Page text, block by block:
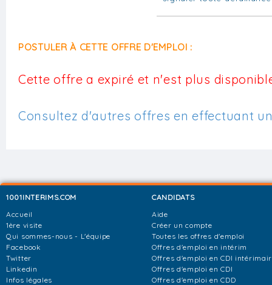
POSTULER À CETTE OFFRE D'EMPLOI :
Cette offre a expiré et n'est plus
Consultez d'autres offres en effectuant
1001INTERIMS.COM
Accueil
1ère visite
Qui sommes-nous - L'équipe
Facebook
Twitter
Linkedin
Infos légales
CANDIDATS
Aide
Créer un compte
Toutes les offres d'emploi
Offres d'emploi en intérim
Offres d'emploi en CDI
Offres d'emploi en CDI
Offres d'emploi en CDD